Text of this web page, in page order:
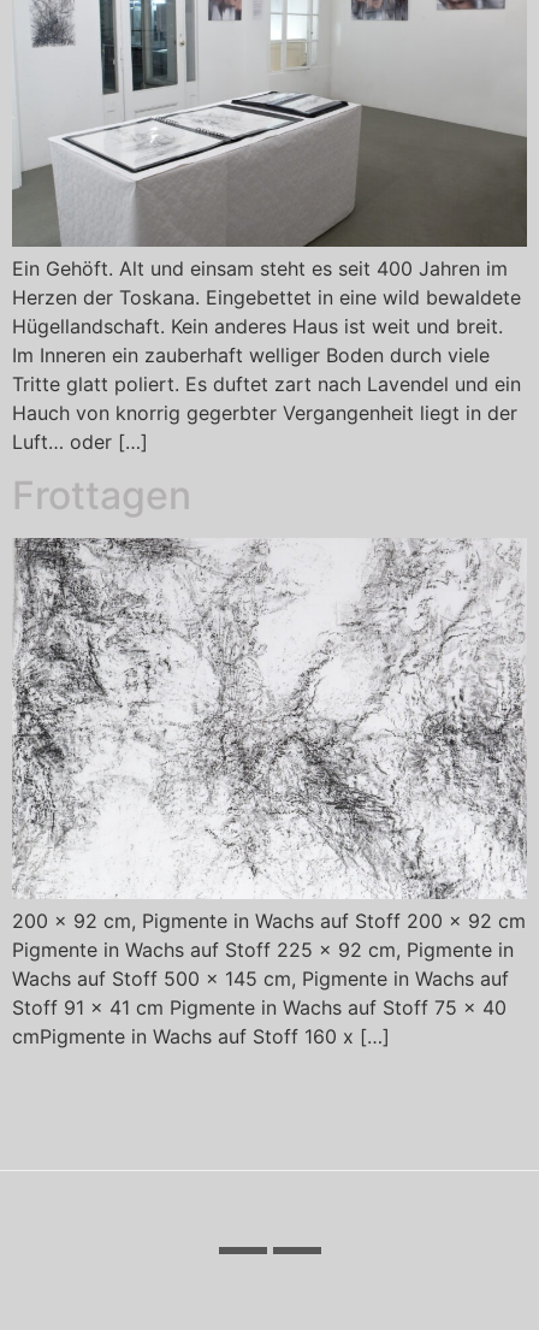
Ein Gehöft. Alt und einsam steht es seit 400 Jahren im
Herzen der Toskana. Eingebettet in eine wild bewaldete
Hügellandschaft. Kein anderes Haus ist weit und breit.
Im Inneren ein zauberhaft welliger Boden durch viele
Tritte glatt poliert. Es duftet zart nach Lavendel und ein
Hauch von knorrig gegerbter Vergangenheit liegt in der
Luft… oder […]
Frottagen
200 x 92 cm, Pigmente in Wachs auf Stoff 200 x 92 cm
Pigmente in Wachs auf Stoff 225 x 92 cm, Pigmente in
Wachs auf Stoff 500 x 145 cm, Pigmente in Wachs auf
Stoff 91 x 41 cm Pigmente in Wachs auf Stoff 75 x 40
cmPigmente in Wachs auf Stoff 160 x […]